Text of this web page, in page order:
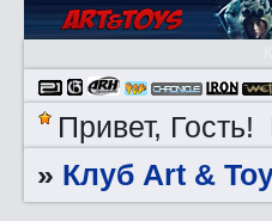
Привет, Гость!
» Клуб Art &